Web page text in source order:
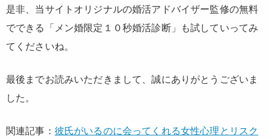
是非、当サイトオリジナルの婚活アドバイザー監修の無料
でできる「メン婚限定１０秒婚活診断」も試していってみ
てくださいね。
最後までお読みいただきまして、誠にありがとうございま
した。
関連記事： 彼氏がいるのに会ってくれる女性心理とリスク